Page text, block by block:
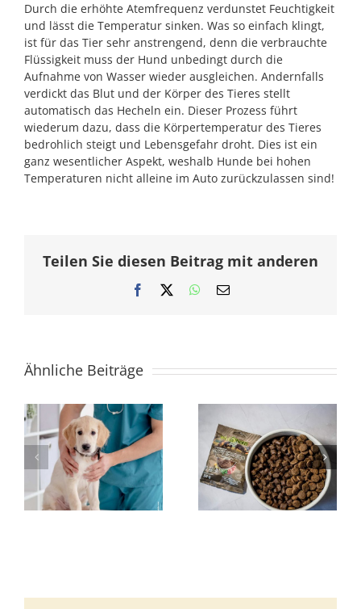
Durch die erhöhte Atemfrequenz verdunstet Feuchtigkeit
und lässt die Temperatur sinken. Was so einfach klingt,
ist für das Tier sehr anstrengend, denn die verbrauchte
Flüssigkeit muss der Hund unbedingt durch die
Aufnahme von Wasser wieder ausgleichen. Andernfalls
verdickt das Blut und der Körper des Tieres stellt
automatisch das Hecheln ein. Dieser Prozess führt
wiederum dazu, dass die Körpertemperatur des Tieres
bedrohlich steigt und Lebensgefahr droht. Dies ist ein
ganz wesentlicher Aspekt, weshalb Hunde bei hohen
Temperaturen nicht alleine im Auto zurückzulassen sind!
Teilen Sie diesen Beitrag mit anderen
Facebook WhatsApp
E-
Ähnliche Beiträge